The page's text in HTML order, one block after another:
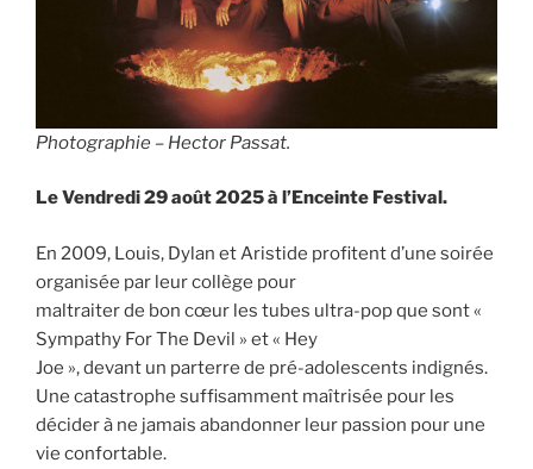
Photographie – Hector Passat.
Le Vendredi 29 août 2025 à l’Enceinte Festival.
En 2009, Louis, Dylan et Aristide profitent d’une soirée
organisée par leur collège pour
maltraiter de bon cœur les tubes ultra-pop que sont «
Sympathy For The Devil » et « Hey
Joe », devant un parterre de pré-adolescents indignés.
Une catastrophe suffisamment maîtrisée pour les
décider à ne jamais abandonner leur passion pour une
vie confortable.